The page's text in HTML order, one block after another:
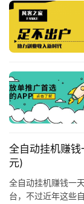
全自动挂机赚
元)
全自动挂机赚钱一
台，不过近年这些